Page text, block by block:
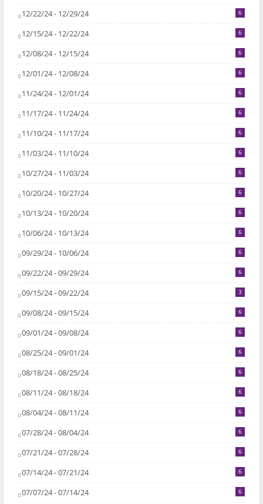
12/22/24 - 12/29/24 6
12/15/24 - 12/22/24 6
12/08/24 - 12/15/24 6
12/01/24 - 12/08/24 6
11/24/24 - 12/01/24 6
11/17/24 - 11/24/24 6
11/10/24 - 11/17/24 6
11/03/24 - 11/10/24 6
10/27/24 - 11/03/24 6
10/20/24 - 10/27/24 6
10/13/24 - 10/20/24 6
10/06/24 - 10/13/24 6
09/29/24 - 10/06/24 6
09/22/24 - 09/29/24 6
09/15/24 - 09/22/24 3
09/08/24 - 09/15/24 6
09/01/24 - 09/08/24 6
08/25/24 - 09/01/24 6
08/18/24 - 08/25/24 6
08/11/24 - 08/18/24 6
08/04/24 - 08/11/24 6
07/28/24 - 08/04/24 6
07/21/24 - 07/28/24 6
07/14/24 - 07/21/24 6
07/07/24 - 07/14/24 6